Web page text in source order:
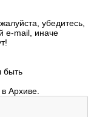
убедитесь,
e-mail, иначе
быть
в Архиве.